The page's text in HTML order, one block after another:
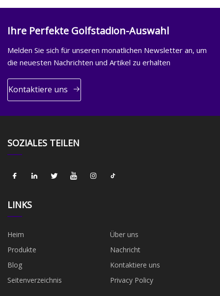
Ihre Perfekte Golfstadion-Auswahl
Melden Sie sich für unseren monatlichen Newsletter an, um
die neuesten Nachrichten und Artikel zu erhalten
Kontaktiere uns
SOZIALES TEILEN
LINKS
Heim
Über uns
Produkte
Nachricht
Blog
Kontaktiere uns
Seitenverzeichnis
Privacy Policy